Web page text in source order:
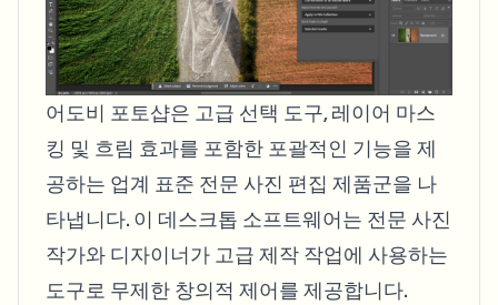
어도비 포토샵은 고급 선택 도구, 레이어 마스
킹 및 흐림 효과를 포함한 포괄적인 기능을 제
공하는 업계 표준 전문 사진 편집 제품군을 나
타냅니다. 이 데스크톱 소프트웨어는 전문 사진
작가와 디자이너가 고급 제작 작업에 사용하는
도구로 무제한 창의적 제어를 제공합니다.